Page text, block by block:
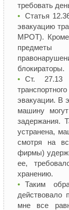
требовать
Статья
эвакуацию
МРОТ). Кроме
предметы
блокираторы.
Ст. 27.13
эвакуации. В
машину
задержания.
устранена,
смотря на
фирмы)
ее,
хранению.
Таким
действовало
мне все